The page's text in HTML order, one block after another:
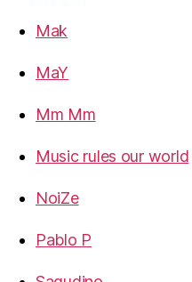
Mak
MaY
Mm Mm
Music rules our world
NoiZe
Pablo P